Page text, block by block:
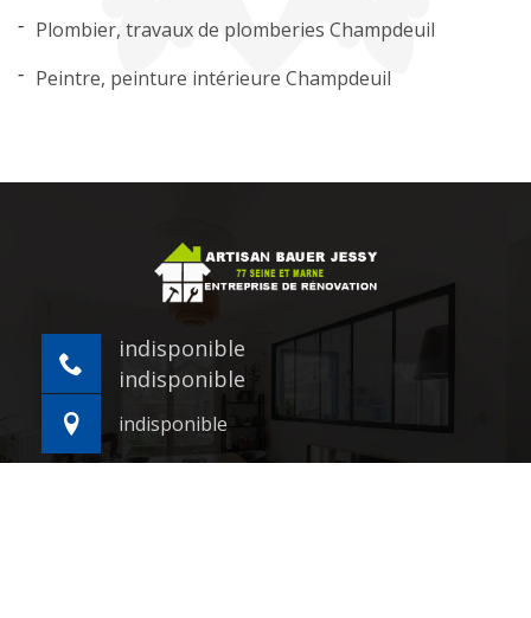
Plombier, travaux de plomberies Champdeuil
Peintre, peinture intérieure Champdeuil
indisponible
indisponible
indisponible